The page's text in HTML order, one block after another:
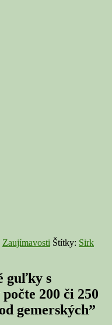
Zaujímavosti Štítky: Sirk
guľky s
200 či 250
gemerských”